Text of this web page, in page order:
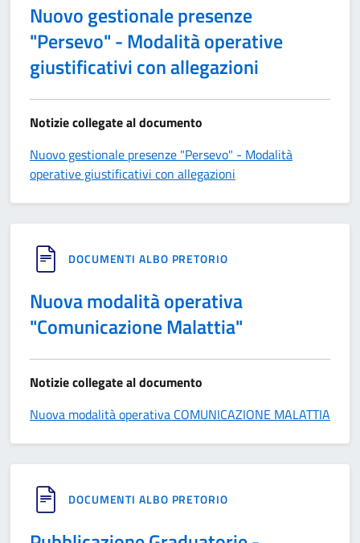
Nuovo gestionale presenze
"Persevo" - Modalità operative
giustificativi con allegazioni
Notizie collegate al documento
Nuovo gestionale presenze "Persevo" - Modalità
operative giustificativi con allegazioni
DOCUMENTI ALBO PRETORIO
Nuova modalità operativa
"Comunicazione Malattia"
Notizie collegate al documento
Nuova modalità operativa COMUNICAZIONE MALATTIA
DOCUMENTI ALBO PRETORIO